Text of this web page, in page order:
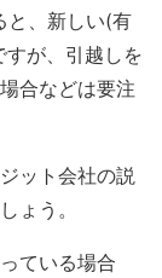
と、新しい(有
が、引越しを
合などは要注
ット会社の説
ょう。
ている場合